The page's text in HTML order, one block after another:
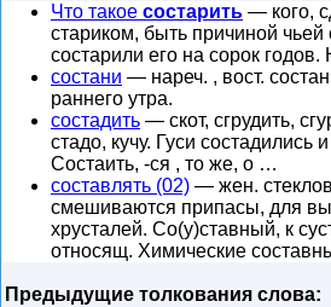
Что такое состарить — кого,
стариком, быть причиной чьей
состарили его на сорок
состани — нареч. , вост.
раннего утра.
состадить — скот, сгрудить,
стадо, кучу. Гуси состадились
Состаить, -ся , то же, о …
составлять (02) — жен.
смешиваются припасы, для
хрусталей. Со(у)ставный, к
относящ. Химические
Предыдущие толкования слова: